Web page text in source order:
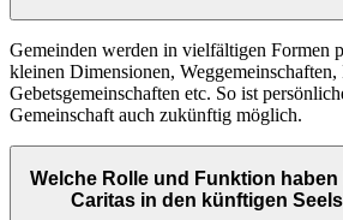
Gemeinden werden in vielfältigen Formen
kleinen Dimensionen,
Gebetsgemeinschaften etc. So ist
Gemeinschaft auch zukünftig möglich.
Welche Rolle und Funktion
Caritas in den künftigen